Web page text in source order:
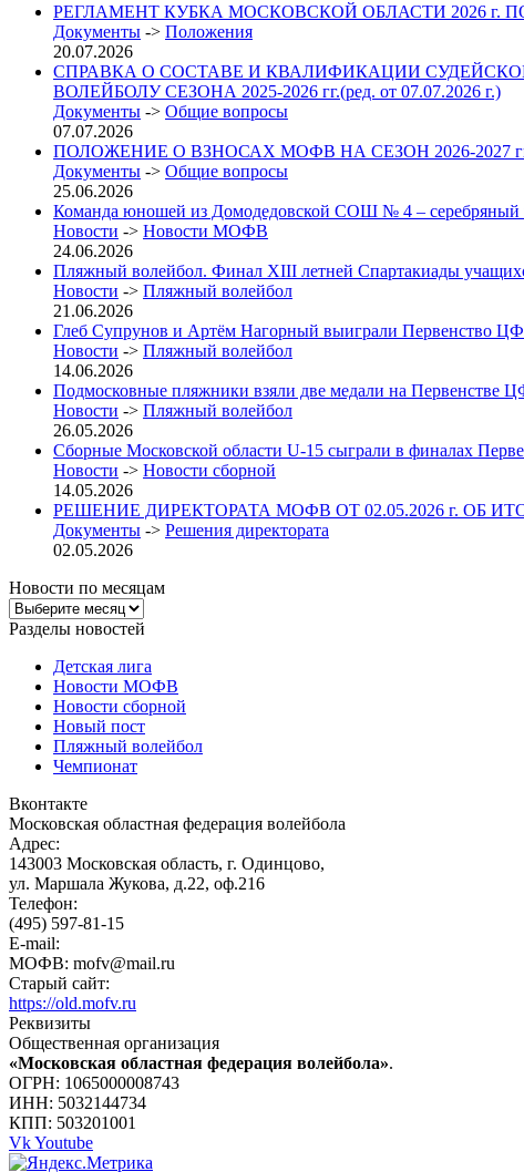
РЕГЛАМЕНТ КУБКА МОСКОВСКОЙ ОБЛАСТИ 2026
Документы -> Положения
20.07.2026
СПРАВКА О СОСТАВЕ И КВАЛИФИКАЦИИ
ВОЛЕЙБОЛУ СЕЗОНА 2025-2026 гг.(ред. от 07.07.2026 г.)
Документы -> Общие вопросы
07.07.2026
ПОЛОЖЕНИЕ О ВЗНОСАХ МОФВ НА СЕЗОН 2026-2027 гг.
Документы -> Общие вопросы
25.06.2026
Команда юношей из Домодедовской СОШ № 4 – серебряный
Новости -> Новости МОФВ
24.06.2026
Пляжный волейбол. Финал XIII летней Спартакиады
Новости -> Пляжный волейбол
21.06.2026
Глеб Супрунов и Артём Нагорный выиграли Первенство
Новости -> Пляжный волейбол
14.06.2026
Подмосковные пляжники взяли две медали на Первенстве
Новости -> Пляжный волейбол
26.05.2026
Сборные Московской области U-15 сыграли в финалах
Новости -> Новости сборной
14.05.2026
РЕШЕНИЕ ДИРЕКТОРАТА МОФВ ОТ 02.05.2026 г. ОБ
Документы -> Решения директората
02.05.2026
Новости по месяцам
Новости
по
Разделы новостей
Детская лига
Новости МОФВ
Новости сборной
Новый пост
Пляжный волейбол
Чемпионат
Вконтакте
Московская областная федерация волейбола
Адрес:
143003 Московская область, г. Одинцово,
ул. Маршала Жукова, д.22, оф.216
Телефон:
(495) 597-81-15
E-mail:
МОФВ: mofv@mail.ru
Старый сайт:
https://old.mofv.ru
Реквизиты
Общественная организация
«Московская областная федерация волейбола».
ОГРН: 1065000008743
ИНН: 5032144734
КПП: 503201001
VkYoutube